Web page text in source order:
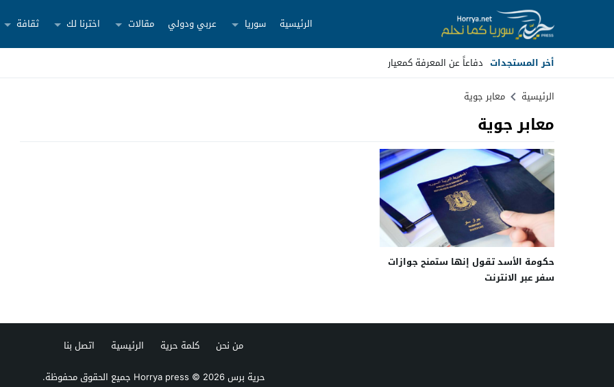
الرئيسية سوريا عربي ودولي مقالات اخترنا لك ثقافة
أخر المستجدات دفاعاً عن المعرفة كمعيار
Stop
Previous
Next
الرئيسية معابر جوية
معابر جوية
حكومة الأسد تقول إنها ستمنح جوازات
سفر عبر الانترنت
من نحن كلمة حرية الرئيسية
اتصل بنا
حرية برس Horrya press© 2026 جميع الحقوق محفوظة.